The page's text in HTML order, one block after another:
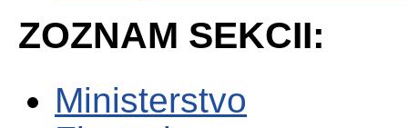
ZOZNAM SEKCII:
Ministerstvo